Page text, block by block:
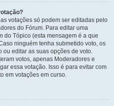
votações só podem ser editadas pelo
do Fórum. Para editar uma
do Tópico (esta mensagem é a que
ninguém tenha submetido voto, os
ou editar as suas opções de voto.
votos, apenas Moderadores e
essa votação. Isso é para evitar com
em votações em curso.